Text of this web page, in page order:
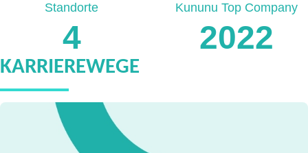
4
Standorte
2022
Kununu Top Company
KARRIEREWEGE